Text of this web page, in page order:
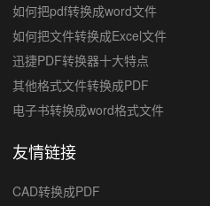
如何把pdf转换成word文件
如何把文件转换成Excel文件
迅捷PDF转换器十大特点
其他格式文件转换成PDF
电子书转换成word格式文件
友情链接
迅捷PDF虚拟打印机